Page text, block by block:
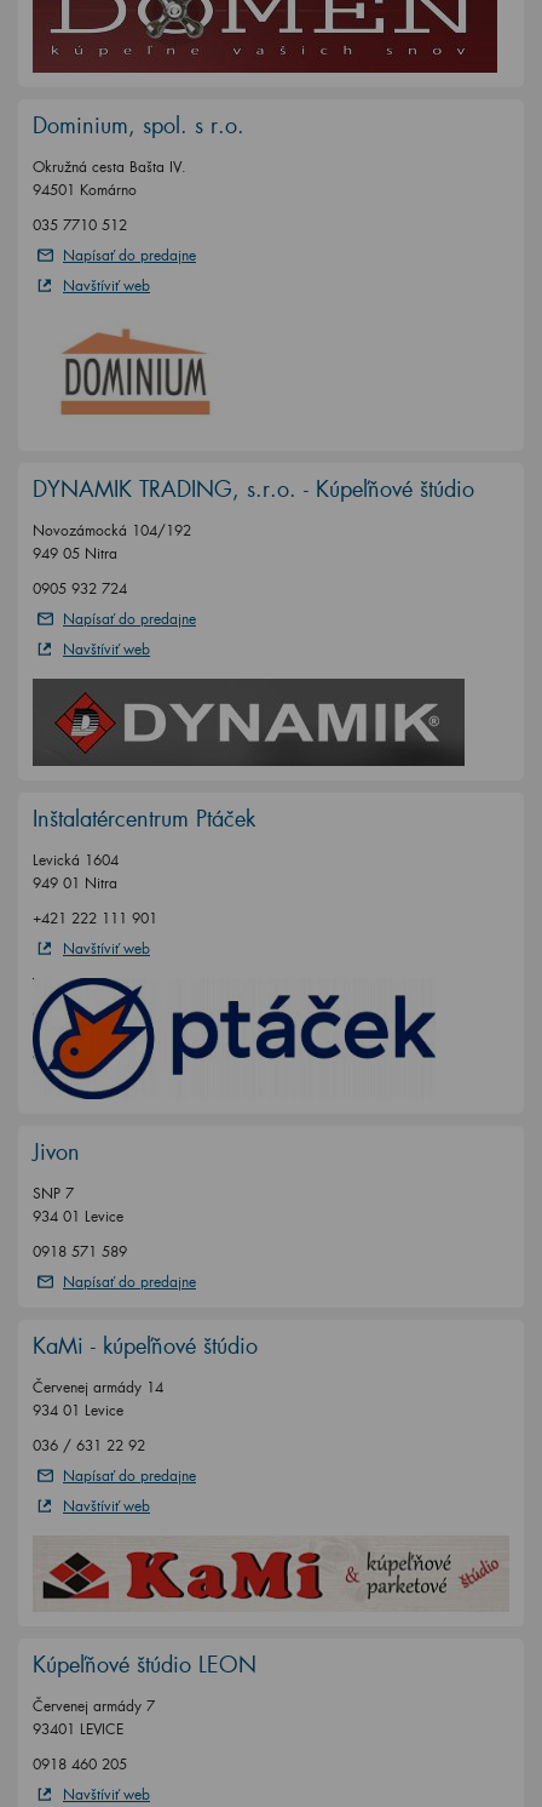
Dominium, spol. s r.o.
Okružná cesta Bašta IV.
94501 Komárno
035 7710 512
Napísať do predajne
Navštíviť web
DYNAMIK TRADING, s.r.o. - Kúpeľňové štúdio
Novozámocká 104/192
949 05 Nitra
0905 932 724
Napísať do predajne
Navštíviť web
Inštalatércentrum Ptáček
Levická 1604
949 01 Nitra
+421 222 111 901
Navštíviť web
Jivon
SNP 7
934 01 Levice
0918 571 589
Napísať do predajne
KaMi - kúpeľňové štúdio
Červenej armády 14
934 01 Levice
036 / 631 22 92
Napísať do predajne
Navštíviť web
Kúpeľňové štúdio LEON
Červenej armády 7
93401 LEVICE
0918 460 205
Navštíviť web